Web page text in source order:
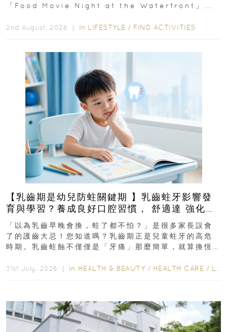
「Food Movie Night at the Waterfront」...
2nd August, 2026 ｜ In LIFESTYLE / FIND ACTIVITIES
【乳齒期是幼兒防蛀關鍵期 】乳齒蛀牙影響發
育與學習？養成良好口腔習慣， 舒適達 強化琺
瑯質 兒童牙膏防護指南
「以為乳齒早晚會換，蛀了都不怕？」是很多家長誤會
了的護齒大忌！您知道嗎？乳齒期正是兒童蛀牙的高危
時期。乳齒蛀蝕不僅僅是「牙痛」那麼簡單，就算換恆
31st July, 2026 ｜ In HEALTH & BEAUTY / HEALTH CARE / LIFESTYLE